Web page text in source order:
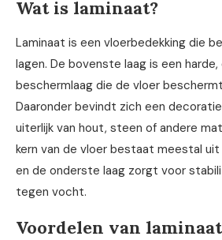
Wat is laminaat?
Laminaat is een vloerbedekking die
lagen. De bovenste laag is een
beschermlaag die de vloer
Daaronder bevindt zich een
uiterlijk van hout, steen of andere
kern van de vloer bestaat meestal
en de onderste laag zorgt voor
tegen vocht.
Voordelen van